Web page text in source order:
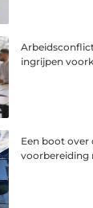
ingrijpen
Een boot over
voorbereiding